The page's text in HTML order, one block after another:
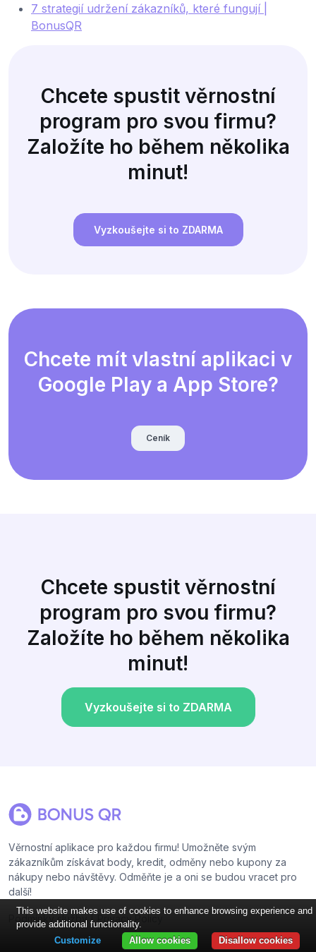
7 strategií udržení zákazníků, které fungují |
BonusQR
Chcete spustit věrnostní
program pro svou firmu?
Založíte ho během několika
minut!
Vyzkoušejte si to ZDARMA
Chcete mít vlastní aplikaci v
Google Play a App Store?
Ceník
Chcete spustit věrnostní
program pro svou firmu?
Založíte ho během několika
minut!
Vyzkoušejte si to ZDARMA
Věrnostní aplikace pro každou firmu! Umožněte svým
zákazníkům získávat body, kredit, odměny nebo kupony za
nákupy nebo návštěvy. Odměňte je a oni se budou vracet pro
další!
Podmínky služby | Privacy Policy
This website makes use of cookies to enhance browsing experience and
provide additional functionality.
Disallow cookies
Allow cookies
Customize